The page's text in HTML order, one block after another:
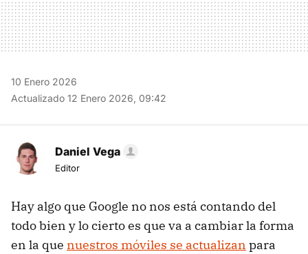
10 Enero 2026
Actualizado 12 Enero 2026, 09:42
Daniel Vega
Editor
Hay algo que Google no nos está contando del
todo bien y lo cierto es que va a cambiar la forma
en la que nuestros móviles se actualizan para